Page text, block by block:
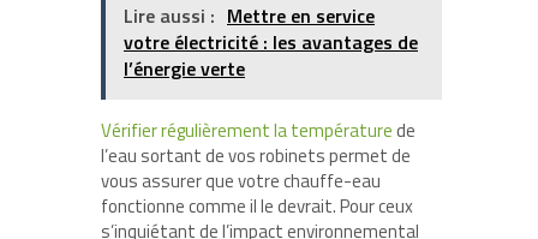
Lire aussi : Mettre en service
votre électricité : les avantages de
l’énergie verte
Vérifier régulièrement la températurede
l’eau sortant de vos robinets permet de
vous assurer que votre chauffe-eau
fonctionne comme il le devrait. Pour ceux
s’inquiétant de l’impact environnemental